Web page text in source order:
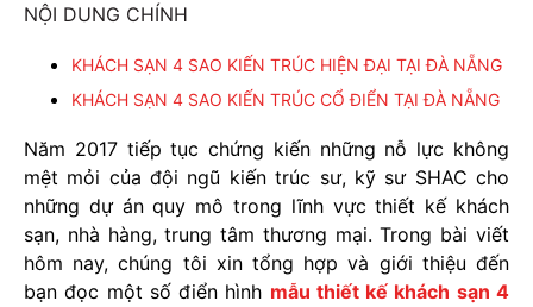
NỘI DUNG CHÍNH
KHÁCH SẠN 4 SAO KIẾN TRÚC HIỆN ĐẠI TẠI ĐÀ NẴNG
KHÁCH SẠN 4 SAO KIẾN TRÚC CỔ ĐIỂN TẠI ĐÀ NẴNG
Năm 2017 tiếp tục chứng kiến những nỗ lực không
mệt mỏi của đội ngũ kiến trúc sư, kỹ sư SHAC cho
những dự án quy mô trong lĩnh vực thiết kế khách
sạn, nhà hàng, trung tâm thương mại. Trong bài viết
hôm nay, chúng tôi xin tổng hợp và giới thiệu đến
bạn đọc một số điển hình mẫu thiết kế khách sạn 4